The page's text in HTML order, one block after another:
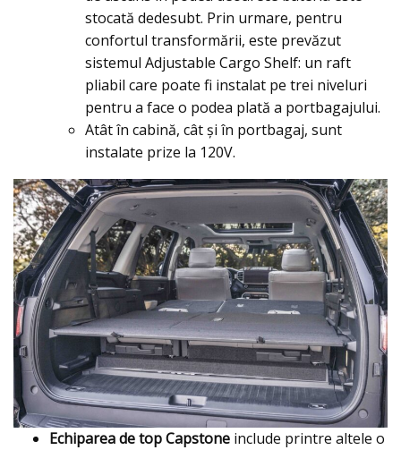
stocată dedesubt. Prin urmare, pentru
confortul transformării, este prevăzut
sistemul Adjustable Cargo Shelf: un raft
pliabil care poate fi instalat pe trei niveluri
pentru a face o podea plată a portbagajului.
Atât în cabină, cât și în portbagaj, sunt
instalate prize la 120V.
Echiparea de top Capstone include printre altele o